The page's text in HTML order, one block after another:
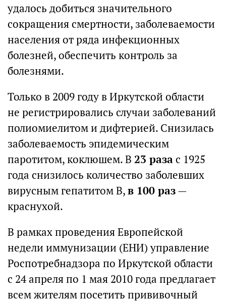
удалось добиться значительного
сокращения смертности, заболеваемости
населения от ряда инфекционных
болезней, обеспечить контроль за
болезнями.
Только в 2009 году в Иркутской области
не регистрировались случаи заболеваний
полиомиелитом и дифтерией. Снизилась
заболеваемость эпидемическим
паротитом, коклюшем. В 23 разас 1925
года снизилось количество заболевших
вирусным гепатитом В,в 100 раз—
краснухой.
В рамках проведения Европейской
недели иммунизации (ЕНИ) управление
Роспотребнадзора по Иркутской области
c 24 апреля по 1 мая 2010 года предлагает
всем жителям посетить прививочный